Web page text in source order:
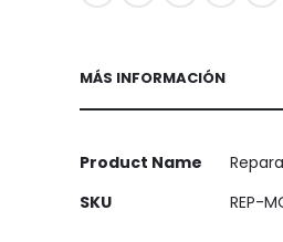
MÁS INFORMACIÓN
Más
Product Name
SKU
REP-